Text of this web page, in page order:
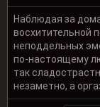
Наблюдая за
восхитительной
неподдельных
по-настоящему
так
незаметно, а